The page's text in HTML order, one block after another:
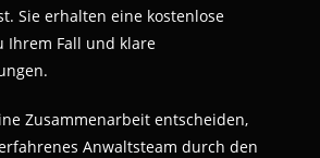
Sie erhalten eine kostenlose
Ihrem Fall und klare
Zusammenarbeit entscheiden,
Anwaltsteam durch den